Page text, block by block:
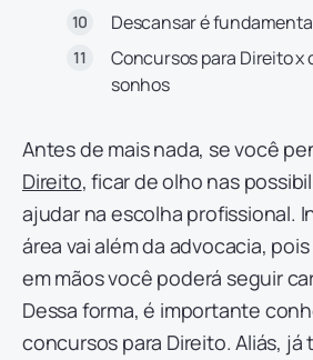
Descansar é
Concursos para Direito x
sonhos
Antes de mais nada, se você
Direito, ficar de olho nas
ajudar na escolha profissional.
área vai além da advocacia,
em mãos você poderá seguir
Dessa forma, é importante
concursos para Direito. Aliás,